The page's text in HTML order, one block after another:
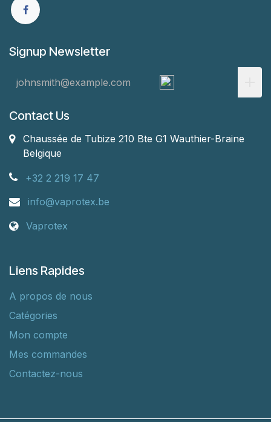
Signup Newsletter
Contact Us
Chaussée de Tubize 210 Bte G1 Wauthier-Braine
Belgique
+32 2 219 17 47
info@vaprotex.be
Vaprotex
Liens Rapides
A propos de nous
Catégories
Mon compte
Mes commandes
Contactez-nous